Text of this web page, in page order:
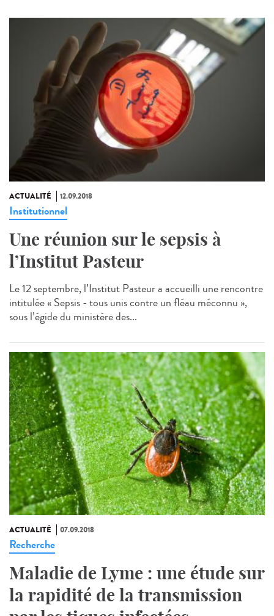
ACTUALITÉ 12.09.2018
Institutionnel
Une réunion sur le sepsis à
l’Institut Pasteur
Le 12 septembre, l’Institut Pasteur a accueilli une rencontre
intitulée « Sepsis - tous unis contre un fléau méconnu »,
sous l’égide du ministère des...
ACTUALITÉ 07.09.2018
Recherche
Maladie de Lyme : une étude sur
la rapidité de la transmission